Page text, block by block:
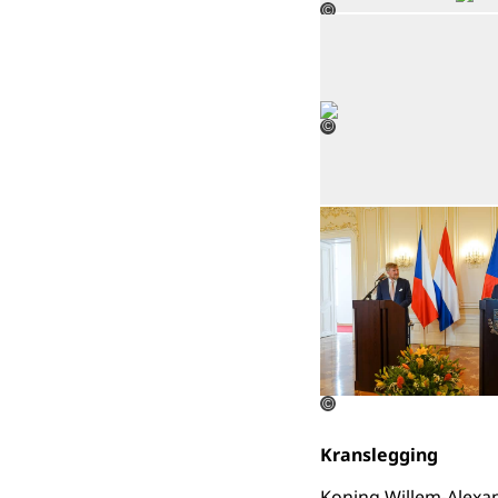
©
©
©
Kranslegging